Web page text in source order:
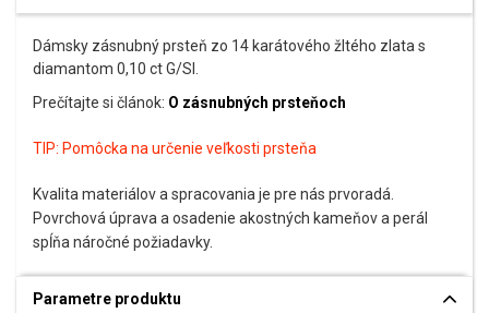
Dámsky zásnubný prsteň zo 14 karátového žltého zlata s
diamantom 0,10 ct G/SI.
Prečítajte si článok: O zásnubných prsteňoch
TIP: Pomôcka na určenie veľkosti prsteňa
Kvalita materiálov a spracovania je pre nás prvoradá.
Povrchová úprava a osadenie akostných kameňov a perál
spĺňa náročné požiadavky.
Parametre produktu